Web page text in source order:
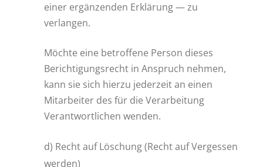
einer ergänzenden Erklärung — zu
verlangen.
Möchte eine betroffene Person dieses
Berichtigungsrecht in Anspruch nehmen,
kann sie sich hierzu jederzeit an einen
Mitarbeiter des für die Verarbeitung
Verantwortlichen wenden.
d) Recht auf Löschung (Recht auf Vergessen
werden)